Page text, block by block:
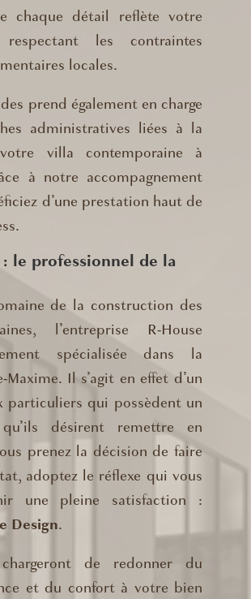
chaque détail reflète votre
les contraintes
locales.
prend également en charge
administratives liées à la
villa contemporaine à
à notre accompagnement
d’une prestation haut de
le professionnel de la
de la construction des
l’entreprise R-House
spécialisée dans la
Il s’agit en effet d’un
particuliers qui possèdent un
désirent remettre en
prenez la décision de faire
adoptez le réflexe qui vous
une pleine satisfaction :
Design.
de redonner du
et du confort à votre bien